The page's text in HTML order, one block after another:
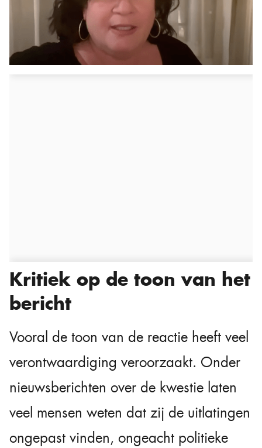
Kritiek op de toon van het
bericht
Vooral de toon van de reactie heeft veel
verontwaardiging veroorzaakt. Onder
nieuwsberichten over de kwestie laten
veel mensen weten dat zij de uitlatingen
ongepast vinden, ongeacht politieke